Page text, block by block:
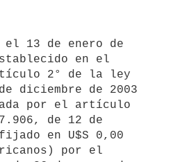
en el
2° de la ley
diciembre de 2003
por el artículo
de 12 de
en U$S 0,00
por el